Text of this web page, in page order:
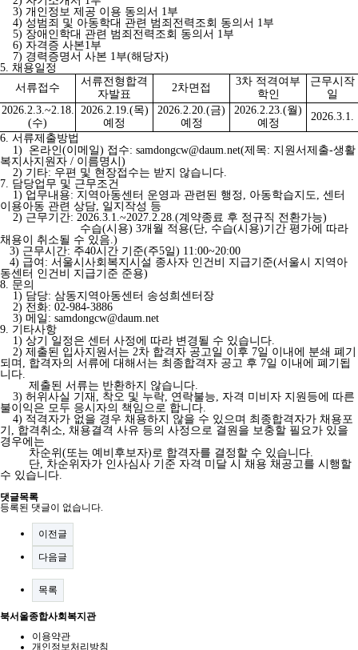
3) 개인정보 제공 이용 동의서 1부
4) 성범죄 및 아동학대 관련 범죄전력조회 동의서 1부
5) 장애인학대 관련 범죄전력조회 동의서 1부
6) 자격증 사본1부
7) 경력증명서 사본 1부(해당자)
5. 채용일정
서류접수
서류전형합격
자발표
2차면접
3차 적격여부
학인
근무시작
일
2026.2.3.~2.18.
(수)
2026.2.19.(목)
예정
2026.2.20.(금)
예정
2026.2.23.(월)
예정
2026.3.1.
6. 서류제출방법
1) 온라인(이메일) 접수: samdongcw@daum.net(제목: 지원서제출-생활
복지사지원자 / 이름명시)
2) 기타: 우편 및 현장접수는 받지 않습니다.
7. 담당업무 및 근무조건
1) 업무내용: 지역아동센터 운영과 관련된 행정, 아동학습지도, 센터
이용아동 관련 상담, 일지작성 등
2) 근무기간: 2026.3.1.~2027.2.28.(계약종료 후 정규직 전환가능)
수습(시용) 3개월 적용(단, 수습(시용)기간 평가에 따라
채용이 취소될 수 있음.)
3) 근무시간: 주40시간 기준(주5일) 11:00~20:00
4) 급여: 서울시사회복지시설 종사자 인건비 지급기준(서울시 지역아
동센터 인건비 지급기준 준용)
8. 문의
1) 담당: 삼동지역아동센터 송성희센터장
2) 전화: 02-984-3886
3) 메일: samdongcw@daum.net
9. 기타사항
1) 상기 일정은 센터 사정에 따라 변경될 수 있습니다.
2) 제출된 입사지원서는 2차 합격자 공고일 이후 7일 이내에 분쇄 폐기
되며, 합격자의 서류에 대해서는 최종합격자 공고 후 7일 이내에 폐기됩
니다.
제출된 서류는 반환하지 않습니다.
3) 허위사실 기재, 착오 및 누락, 연락불능, 자격 미비자 지원등에 따른
불이익은 모두 응시자의 책임으로 합니다.
4) 적격자가 없을 경우 채용하지 않을 수 있으며 최종합격자가 채용포
기, 합격취소, 채용결격 사유 등의 사정으로 결원을 보충할 필요가 있을
경우에는
차순위(또는 예비후보자)로 합격자를 결정할 수 있습니다.
단, 차순위자가 인사심사 기준 자격 미달 시 채용 채공고를 시행할
수 있습니다.
댓글목록
등록된 댓글이 없습니다.
이전글
다음글
목록
북서울종합사회복지관
이용약관
개인정보처리방침